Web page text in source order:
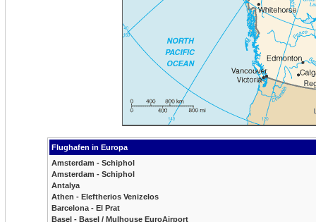
Flughafen in Europa
Amsterdam - Schiphol
Amsterdam - Schiphol
Antalya
Athen - Eleftherios Venizelos
Barcelona - El Prat
Basel - Basel / Mulhouse EuroAirport